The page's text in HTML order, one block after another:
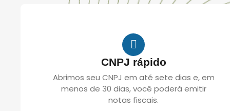
CNPJ rápido
Abrimos seu CNPJ em até sete dias e, em
menos de 30 dias, você poderá emitir
notas fiscais.